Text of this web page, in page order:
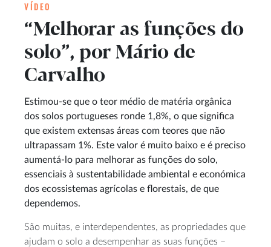
VÍDEO
“Melhorar as funções do
solo”, por Mário de
Carvalho
Estimou-se que o teor médio de matéria orgânica
dos solos portugueses ronde 1,8%, o que significa
que existem extensas áreas com teores que não
ultrapassam 1%. Este valor é muito baixo e é preciso
aumentá-lo para melhorar as funções do solo,
essenciais à sustentabilidade ambiental e económica
dos ecossistemas agrícolas e florestais, de que
dependemos.
São muitas, e interdependentes, as propriedades que
ajudam o solo a desempenhar as suas funções –